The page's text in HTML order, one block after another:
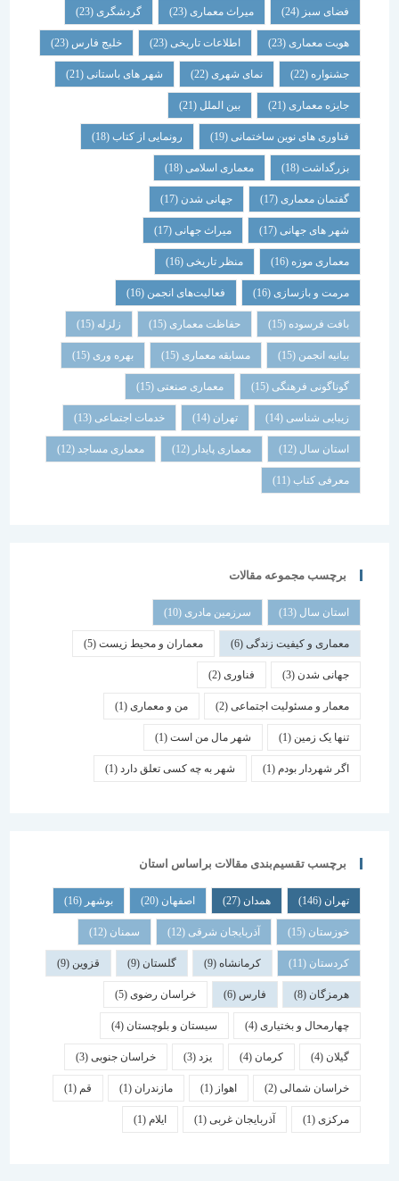
فضای سبز(24) میراث معماری (23) گردشگری (23)
هویت معماری (23) اطلاعات تاریخی(23) خلیج فارس(23)
جشنواره(22) نمای شهری(22) شهر های باستانی (21)
جایزه معماری (21) بین الملل(21)
فناوری های نوین ساختمانی(19) رونمایی از کتاب (18)
بزرگداشت (18) معماری اسلامی(18)
گفتمان معماری (17) جهانی شدن(17)
شهر های جهانی(17) میراث جهانی(17)
معماری موزه(16) منظر تاریخی (16)
مرمت و بازسازی(16) فعالیت‌های انجمن(16)
بافت فرسوده (15) حفاظت معماری (15) زلزله
بیانیه انجمن(15) مسابقه معماری (15) بهره وری(15)
گوناگونی فرهنگی (15) معماری صنعتی(15)
زیبایی شناسی (14) تهران خدمات اجتماعی (13)
استان سال(12) معماری پایدار (12) معماری مساجد(12)
معرفی کتاب(11)
برچسب مجموعه مقالات
استان سال(13) سرزمین مادری(10)
معماری و کیفیت زندگی(6) معماران و محیط زیست(5)
جهانی شدن(3) فناوری (2)
معمار و مسئولیت اجتماعی (2) من و معماری (1)
تنها یک زمین(1) شهر مال من است(1)
اگر شهردار بودم (1) شهر به چه کسی تعلق دارد(1)
برچسب تقسیم‌بندی مقالات براساس استان
همدان اصفهان (20) بوشهر
خوزستان(15) آذربایجان شرقی(12) سمنان (12)
کردستان(11) کرمانشاه(9) گلستان (9) قزوین
هرمزگان(8) فارس خراسان رضوی(5)
چهارمحال و بختیاری (4) سیستان و بلوچستان(4)
کرمان یزد خراسان جنوبی(3)
خراسان شمالی(2) اهواز مازندران(1) قم
(1) آذربایجان غربی(1) ایلام